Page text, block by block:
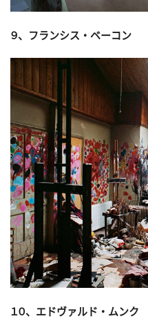
９、フランシス・ベーコン
１０、エドヴァルド・ムンク